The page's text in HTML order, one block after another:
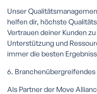
Unser
helfen dir, höchste
Vertrauen deiner Kunden
Unterstützung und
immer die besten
6.
Als Partner der Move